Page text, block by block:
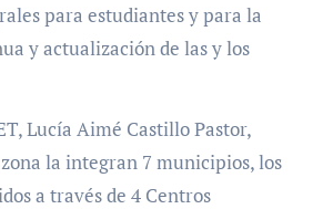
para estudiantes y para la
y actualización de las y los
Lucía Aimé Castillo Pastor,
la integran 7 municipios, los
a través de 4 Centros